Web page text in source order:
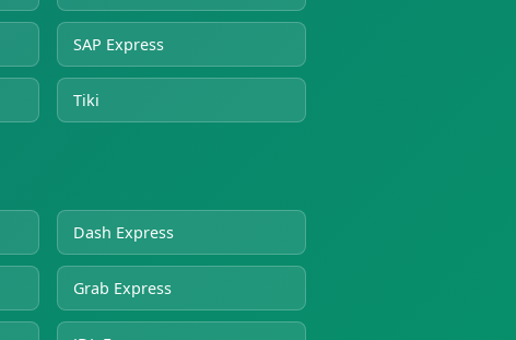
SAP Express
Tiki
Dash Express
Grab Express